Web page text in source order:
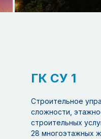
ГК СУ 1
Строительное
сложности,
строительных
28 многоэтажных